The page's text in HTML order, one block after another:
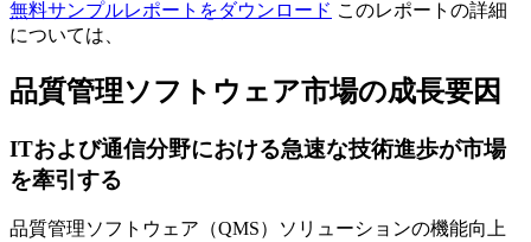
無料サンプルレポートをダウンロード このレポートの詳細
については、
品質管理ソフトウェア市場の成長要因
ITおよび通信分野における急速な技術進歩が市場
を牽引する
品質管理ソフトウェア（QMS）ソリューションの機能向上